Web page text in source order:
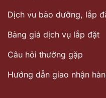
Dịch vu bảo dưỡng, lắp
Bảng giá dịch vụ lắp đặt
Câu hỏi thường gặp
Hướng dẫn giao nhận